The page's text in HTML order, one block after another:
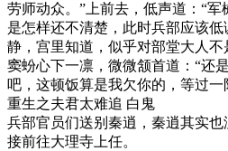
劳师动众。”上前去，低声道：“
是怎样还不清楚，此时兵部应该
静，宫里知道，似乎对部堂大人不
窦蚡心下一凛，微微颔首道：“还
吧，这顿饭算是我欠你的，等过
重生之夫君太难追 白鬼
兵部官员们送别秦逍，秦逍其实
接前往大理寺上任。